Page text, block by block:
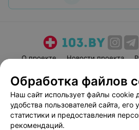
О проекте Новости проекта
Пользовательское соглашение
Вакансии
Написать
Обработка файлов
Наш сайт использует файлы cookie
удобства пользователей сайта, его
статистики и предоставления
рекомендаций.